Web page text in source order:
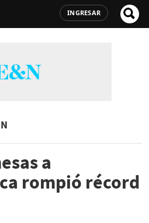
INGRESAR
a
rompió récord